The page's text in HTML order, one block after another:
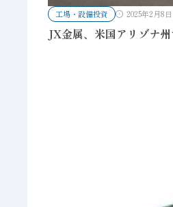
工場・設備投資 2025年2月8日
JX金属、米国アリゾナ